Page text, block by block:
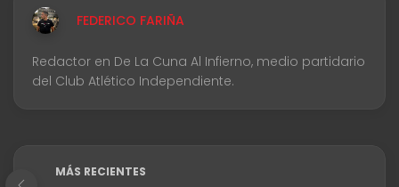
FEDERICO FARIÑA
Redactor en De La Cuna Al Infierno, medio partidario
del Club Atlético Independiente.
MÁS RECIENTES